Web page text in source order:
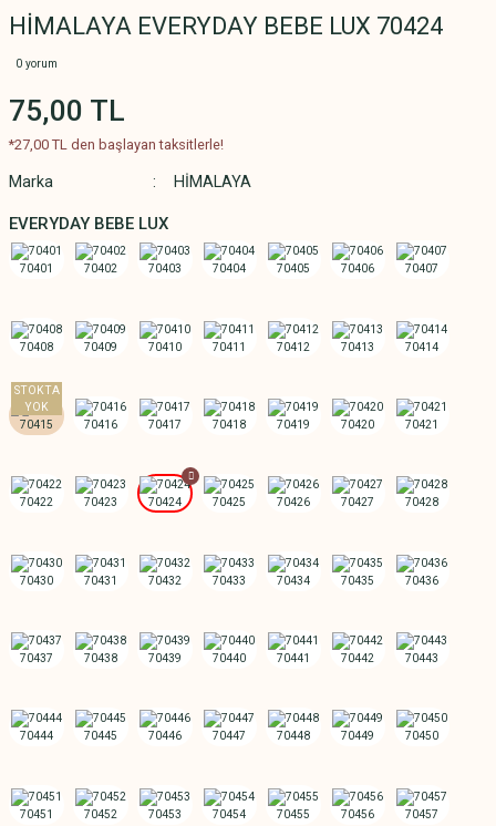
HİMALAYA EVERYDAY BEBE LUX 70424
0 yorum
75,00 TL
*27,00 TL den başlayan taksitlerle!
Marka HİMALAYA
EVERYDAY BEBE LUX